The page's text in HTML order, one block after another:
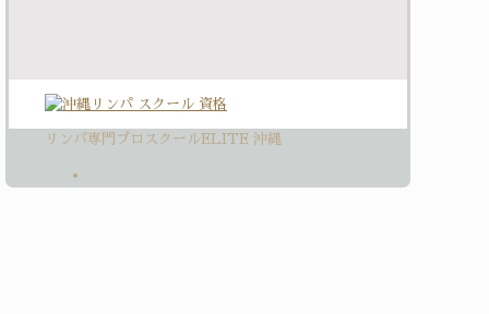
リンパ専門プロスクールELITE 沖縄